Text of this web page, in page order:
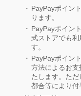
PayPayポイン
ります。
PayPayポイン
式ストアでも利
す。
PayPayポイン
方法によるお
たします。た
都合等により付